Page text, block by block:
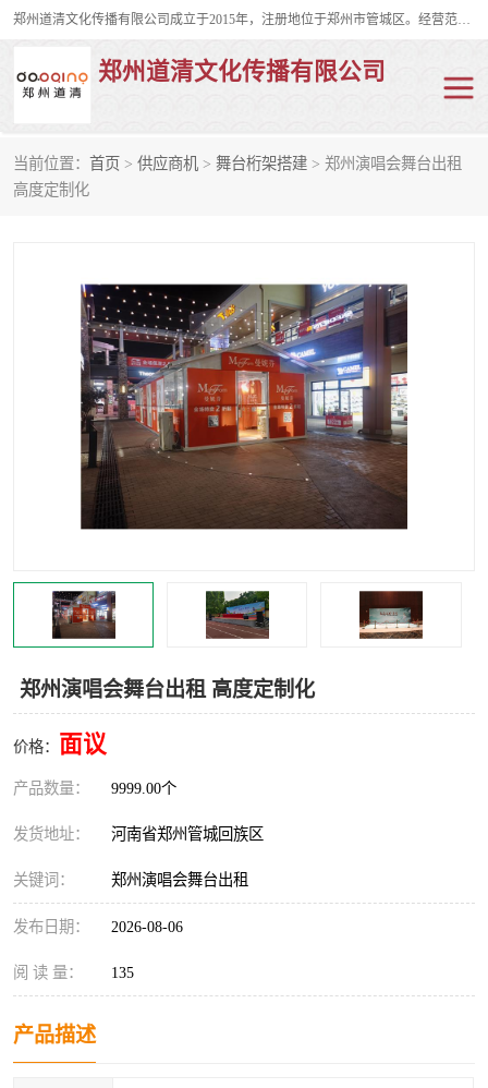
郑州道清文化传播有限公司成立于2015年，注册地位于郑州市管城区。经营范围包括会议及展览服务、庆典礼仪策划、企业形象策划、企业管理咨询、计算机图文设计、制作等。主要产品服务有：舞台桁架搭建，背景板搭建，灯光音响，雷亚舞台搭建、龙门架搭建、会议桌椅租赁、灯光音响租赁、空飘出租、气柱拱门租赁、喷绘写真制作、kt板制作。
郑州道清文化传播有限公司
当前位置： 首页 > 供应商机 > 舞台桁架搭建 > 郑州演唱会舞台出租
高度定制化
郑州演唱会舞台出租 高度定制化
价格： 面议
产品数量： 9999.00个
发货地址： 河南省郑州管城回族区
关键词： 郑州演唱会舞台出租
发布日期： 2026-08-06
阅 读 量： 135
产品描述
舞台桁架搭建
活动策划 truss架出租
kt板制作 场地布置
背景板搭建 雷亚舞台搭建
龙门架搭建 会议桌椅租赁
灯光音响租赁 空飘出租